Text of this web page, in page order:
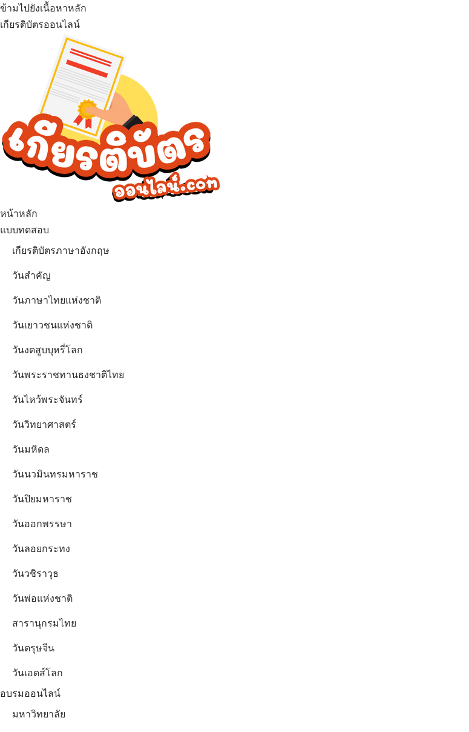
ข้ามไปยังเนื้อหาหลัก
เกียรติบัตรออนไลน์
หน้าหลัก
แบบทดสอบ
เกียรติบัตรภาษาอังกฤษ
วันสำคัญ
วันภาษาไทยแห่งชาติ
วันเยาวชนแห่งชาติ
วันงดสูบบุหรี่โลก
วันพระราชทานธงชาติไทย
วันไหว้พระจันทร์​
วันวิทยาศาสตร์
วันมหิดล
วันนวมินทรมหาราช
วันปิยมหาราช
วันออกพรรษา
วันลอยกระทง
วันวชิราวุธ
วันพ่อแห่งชาติ
สารานุกรมไทย
วันตรุษจีน
วันเอดส์โลก
อบรมออนไลน์
มหาวิทยาลัย